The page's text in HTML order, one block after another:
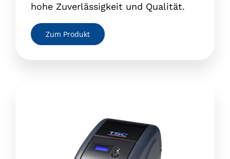
hohe Zuverlässigkeit und Qualität.
Zum Produkt